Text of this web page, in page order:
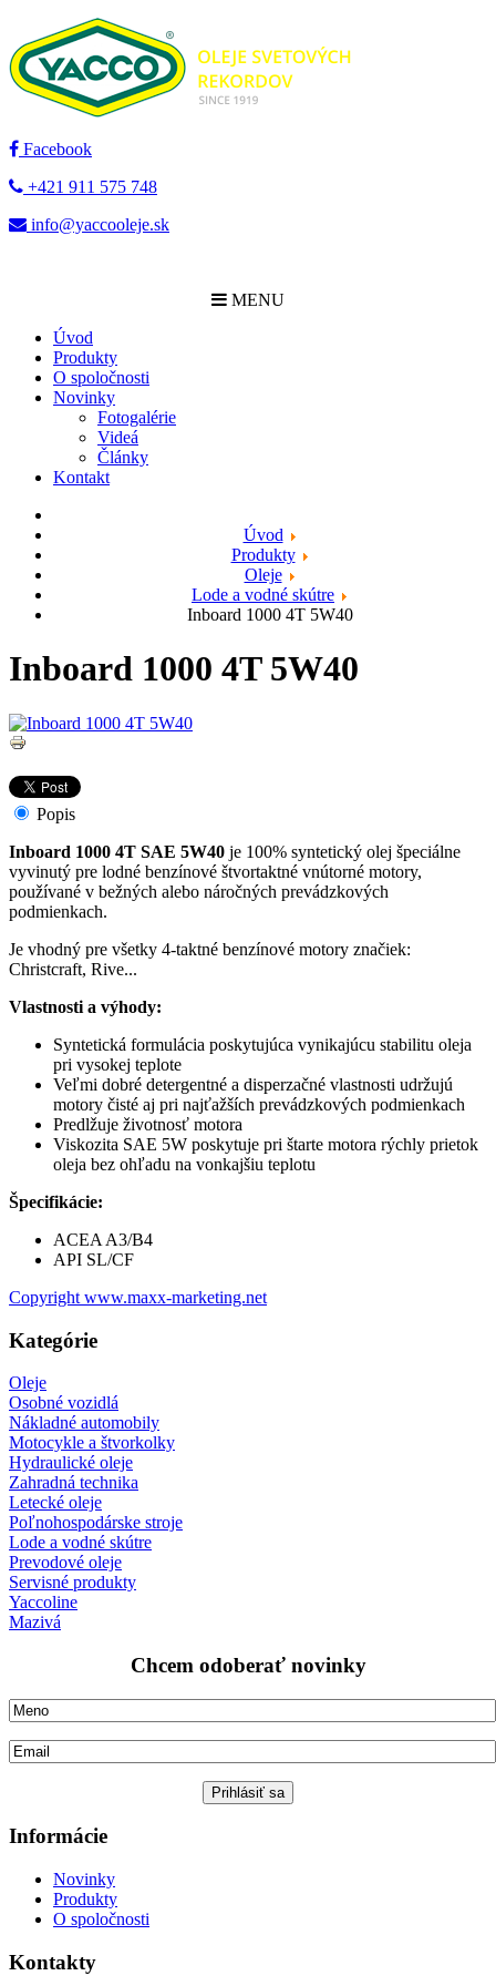
Facebook
+421 911 575 748
info@yaccooleje.sk
MENU
Úvod
Produkty
O spoločnosti
Novinky
Fotogalérie
Videá
Články
Kontakt
Úvod
Produkty
Oleje
Lode a vodné skútre
Inboard 1000 4T 5W40
Inboard 1000 4T 5W40
Popis
Inboard 1000 4T SAE 5W40 je 100% syntetický olej špeciálne
vyvinutý pre lodné benzínové štvortaktné vnútorné motory,
používané v bežných alebo náročných prevádzkových
podmienkach.
Je vhodný pre všetky 4-taktné benzínové motory značiek:
Christcraft, Rive...
Vlastnosti a výhody:
Syntetická formulácia poskytujúca vynikajúcu stabilitu oleja
pri vysokej teplote
Veľmi dobré detergentné a disperzačné vlastnosti udržujú
motory čisté aj pri najťažších prevádzkových podmienkach
Predlžuje životnosť motora
Viskozita SAE 5W poskytuje pri štarte motora rýchly prietok
oleja bez ohľadu na vonkajšiu teplotu
Špecifikácie:
ACEA A3/B4
API SL/CF
Copyright www.maxx-marketing.net
Kategórie
Oleje
Osobné vozidlá
Nákladné automobily
Motocykle a štvorkolky
Hydraulické oleje
Zahradná technika
Letecké oleje
Poľnohospodárske stroje
Lode a vodné skútre
Prevodové oleje
Servisné produkty
Yaccoline
Mazivá
Chcem odoberať novinky
Informácie
Novinky
Produkty
O spoločnosti
Kontakty